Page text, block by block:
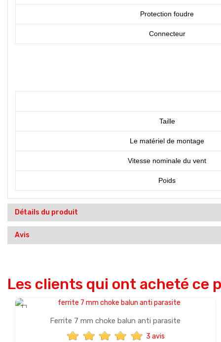
Protection foudre
Connecteur
Taille
Le matériel de montage
Vitesse nominale du vent
Poids
Détails du produit
Avis
Les clients qui ont acheté ce
Ferrite 7 mm choke balun anti parasite
3 avis